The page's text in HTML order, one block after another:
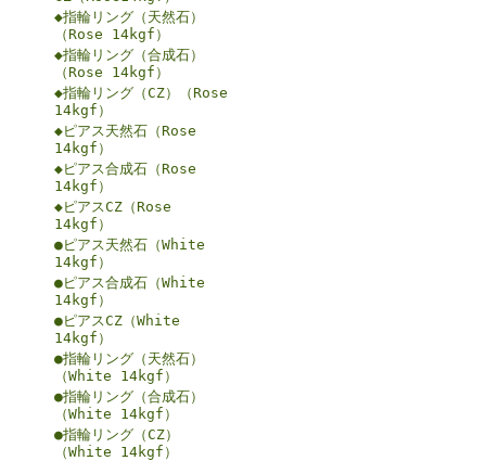
◆指輪リング（天然石）
（Rose 14kgf）
◆指輪リング（合成石）
（Rose 14kgf）
◆指輪リング（CZ）（Rose
14kgf）
◆ピアス天然石（Rose
14kgf）
◆ピアス合成石（Rose
14kgf）
◆ピアスCZ（Rose
14kgf）
●ピアス天然石（White
14kgf）
●ピアス合成石（White
14kgf）
●ピアスCZ（White
14kgf）
●指輪リング（天然石）
（White 14kgf）
●指輪リング（合成石）
（White 14kgf）
●指輪リング（CZ）
（White 14kgf）